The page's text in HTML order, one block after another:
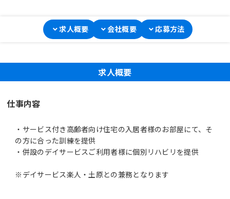
求人概要 会社概要 応募方法
求人概要
仕事内容
・サービス付き高齢者向け住宅の入居者様のお部屋にて、そ
の方に合った訓練を提供
・併設のデイサービスご利用者様に個別リハビリを提供
※デイサービス楽人・土原との兼務となります